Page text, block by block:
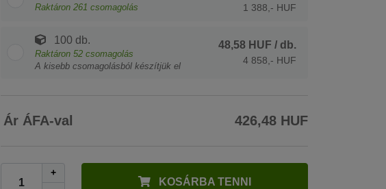
Raktáron 261 csomagolás 1 388,- HUF
100 db.
Raktáron 52 csomagolás
A kisebb csomagolásból készítjük el
48,58 HUF / db.
4 858,- HUF
Ár ÁFA-val 426,48 HUF
+
KOSÁRBA TENNI